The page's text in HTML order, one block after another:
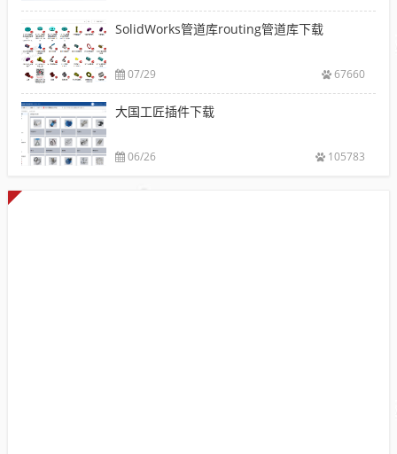
SolidWorks管道库routing管道库下载
07/29 67660
大国工匠插件下载
06/26 105783